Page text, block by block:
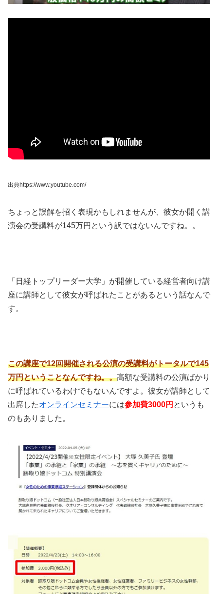
出典https://www.youtube.com/
ちょっと誤解を招く表現かもしれませんが、彼女か開く講
演会の受講料が145万円という訳ではないんですね。。
「日経トップリーダー大学」が開催している経営者向け講
座に講師として彼女が呼ばれたことがあるという話なんで
す。
この講座で12回開催される公演の受講料がトータルで145
万円ということなんですね。。高額な受講料の公演ばかり
に呼ばれているわけでもないんですよ。彼女が講師として
出席したオンラインセミナーには参加費3000円 というも
のもありました。